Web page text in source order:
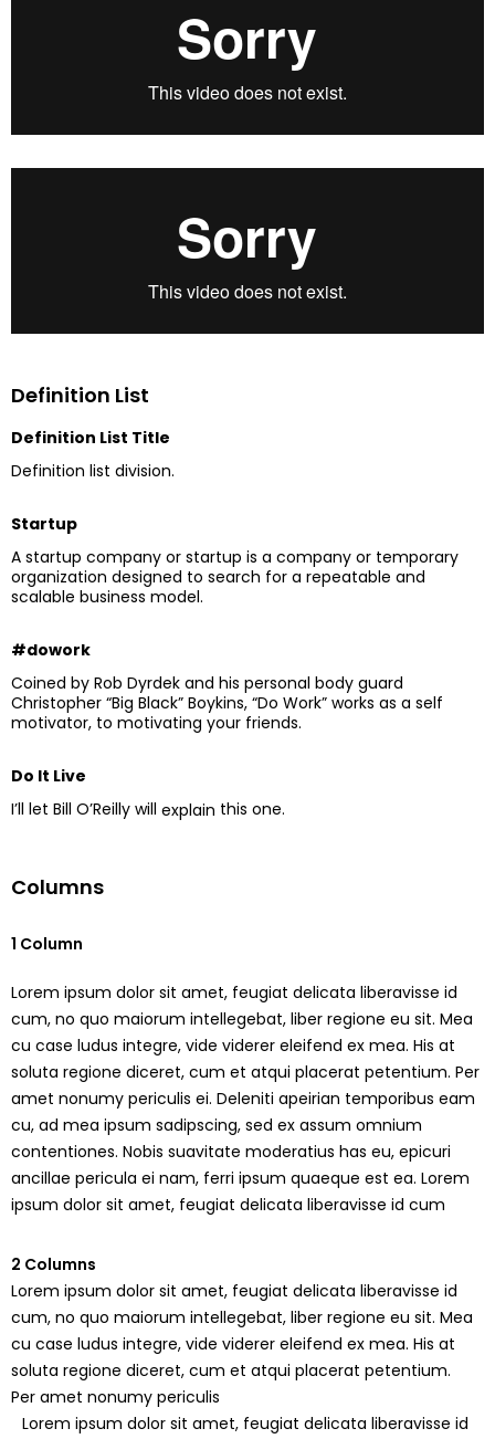
Definition List
Definition List Title
Definition list division.
Startup
A startup company or startup is a company or temporary
organization designed to search for a repeatable and
scalable business model.
#dowork
Coined by Rob Dyrdek and his personal body guard
Christopher “Big Black” Boykins, “Do Work” works as a self
motivator, to motivating your friends.
Do It Live
I’ll let Bill O’Reilly will explain this one.
Columns
1 Column
Lorem ipsum dolor sit amet, feugiat delicata liberavisse id
cum, no quo maiorum intellegebat, liber regione eu sit. Mea
cu case ludus integre, vide viderer eleifend ex mea. His at
soluta regione diceret, cum et atqui placerat petentium. Per
amet nonumy periculis ei. Deleniti apeirian temporibus eam
cu, ad mea ipsum sadipscing, sed ex assum omnium
contentiones. Nobis suavitate moderatius has eu, epicuri
ancillae pericula ei nam, ferri ipsum quaeque est ea. Lorem
ipsum dolor sit amet, feugiat delicata liberavisse id cum
2 Columns
Lorem ipsum dolor sit amet, feugiat delicata liberavisse id
cum, no quo maiorum intellegebat, liber regione eu sit. Mea
cu case ludus integre, vide viderer eleifend ex mea. His at
soluta regione diceret, cum et atqui placerat petentium.
Per amet nonumy periculis
Lorem ipsum dolor sit amet, feugiat delicata liberavisse id